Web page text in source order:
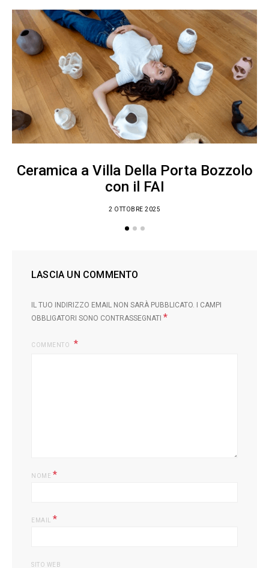
Ceramica a Villa Della Porta Bozzolo
con il FAI
2 OTTOBRE 2025
LASCIA UN COMMENTO
IL TUO INDIRIZZO EMAIL NON SARÀ PUBBLICATO.
I CAMPI
OBBLIGATORI SONO CONTRASSEGNATI *
COMMENTO
NOME *
EMAIL *
SITO WEB